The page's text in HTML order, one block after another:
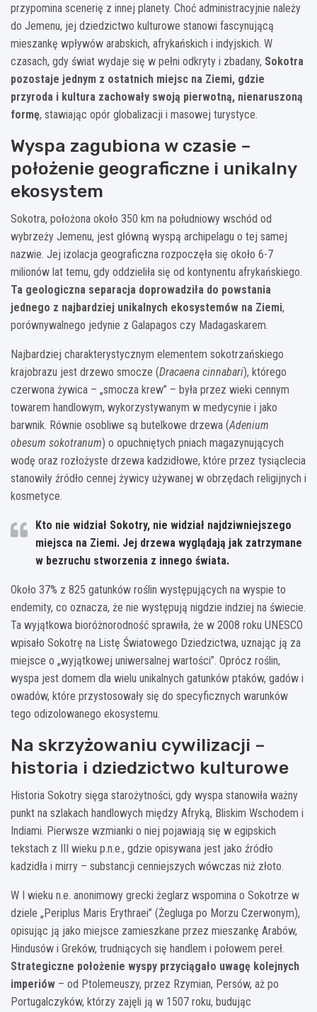
przypomina scenerię z innej planety. Choć administracyjnie należy
do Jemenu, jej dziedzictwo kulturowe stanowi fascynującą
mieszankę wpływów arabskich, afrykańskich i indyjskich. W
czasach, gdy świat wydaje się w pełni odkryty i zbadany, Sokotra
pozostaje jednym z ostatnich miejsc na Ziemi, gdzie
przyroda i kultura zachowały swoją pierwotną, nienaruszoną
formę, stawiając opór globalizacji i masowej turystyce.
Wyspa zagubiona w czasie –
położenie geograficzne i unikalny
ekosystem
Sokotra, położona około 350 km na południowy wschód od
wybrzeży Jemenu, jest główną wyspą archipelagu o tej samej
nazwie. Jej izolacja geograficzna rozpoczęła się około 6-7
milionów lat temu, gdy oddzieliła się od kontynentu afrykańskiego.
Ta geologiczna separacja doprowadziła do powstania
jednego z najbardziej unikalnych ekosystemów na Ziemi,
porównywalnego jedynie z Galapagos czy Madagaskarem.
Najbardziej charakterystycznym elementem sokotrzańskiego
krajobrazu jest drzewo smocze (Dracaena cinnabari), którego
czerwona żywica – „smocza krew” – była przez wieki cennym
towarem handlowym, wykorzystywanym w medycynie i jako
barwnik. Równie osobliwe są butelkowe drzewa (Adenium
obesum sokotranum) o opuchniętych pniach magazynujących
wodę oraz rozłożyste drzewa kadzidłowe, które przez tysiąclecia
stanowiły źródło cennej żywicy używanej w obrzędach religijnych i
kosmetyce.
Kto nie widział Sokotry, nie widział najdziwniejszego
miejsca na Ziemi. Jej drzewa wyglądają jak zatrzymane
w bezruchu stworzenia z innego świata.
Około 37% z 825 gatunków roślin występujących na wyspie to
endemity, co oznacza, że nie występują nigdzie indziej na świecie.
Ta wyjątkowa bioróżnorodność sprawiła, że w 2008 roku UNESCO
wpisało Sokotrę na Listę Światowego Dziedzictwa, uznając ją za
miejsce o „wyjątkowej uniwersalnej wartości”. Oprócz roślin,
wyspa jest domem dla wielu unikalnych gatunków ptaków, gadów i
owadów, które przystosowały się do specyficznych warunków
tego odizolowanego ekosystemu.
Na skrzyżowaniu cywilizacji –
historia i dziedzictwo kulturowe
Historia Sokotry sięga starożytności, gdy wyspa stanowiła ważny
punkt na szlakach handlowych między Afryką, Bliskim Wschodem i
Indiami. Pierwsze wzmianki o niej pojawiają się w egipskich
tekstach z III wieku p.n.e., gdzie opisywana jest jako źródło
kadzidła i mirry – substancji cenniejszych wówczas niż złoto.
W I wieku n.e. anonimowy grecki żeglarz wspomina o Sokotrze w
dziele „Periplus Maris Erythraei” (Żegluga po Morzu Czerwonym),
opisując ją jako miejsce zamieszkane przez mieszankę Arabów,
Hindusów i Greków, trudniących się handlem i połowem pereł.
Strategiczne położenie wyspy przyciągało uwagę kolejnych
imperiów – od Ptolemeuszy, przez Rzymian, Persów, aż po
Portugalczyków, którzy zajęli ją w 1507 roku, budując